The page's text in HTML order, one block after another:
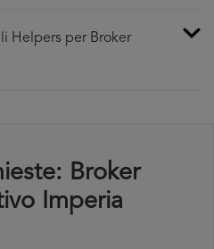
Helpers per Broker
Broker
Imperia